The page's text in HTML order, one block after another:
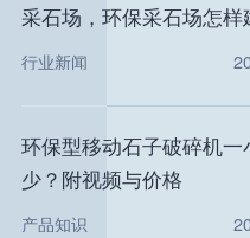
采石场，环保采石场怎样
行业新闻
环保型移动石子破碎机一
少？附视频与价格
产品知识